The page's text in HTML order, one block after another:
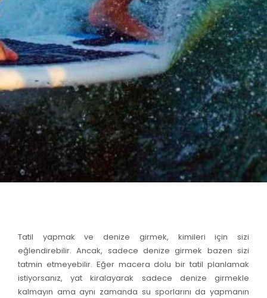
Tatil yapmak ve denize girmek, kimileri için sizi
eğlendirebilir. Ancak, sadece denize girmek bazen sizi
tatmin etmeyebilir. Eğer macera dolu bir tatil planlamak
istiyorsanız, yat kiralayarak sadece denize girmekle
kalmayın ama aynı zamanda su sporlarını da yapmanın